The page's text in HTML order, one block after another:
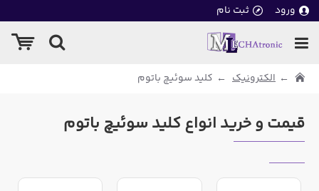
ورود ثبت نام
الکترونیک کلید سوئیچ باتوم
قیمت و خرید انواع کلید سوئیچ باتوم